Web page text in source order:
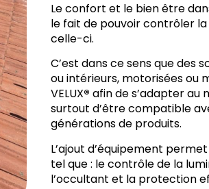
Le confort et le bien être
le fait de pouvoir contrôler
celle-ci.
C’est dans ce sens que des
ou intérieurs, motorisées ou
VELUX® afin de s’adapter au
surtout d’être compatible
générations de produits.
L’ajout d’équipement
tel que : le contrôle de la
l’occultant et la protection